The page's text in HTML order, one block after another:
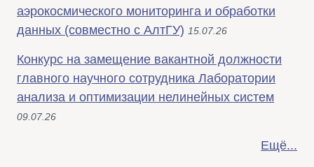
аэрокосмического мониторинга и обработки
данных (совместно с АлтГУ) 15.07.26
Конкурс на замещение вакантной должности
главного научного сотрудника Лаборатории
анализа и оптимизации нелинейных систем
09.07.26
Ещё...